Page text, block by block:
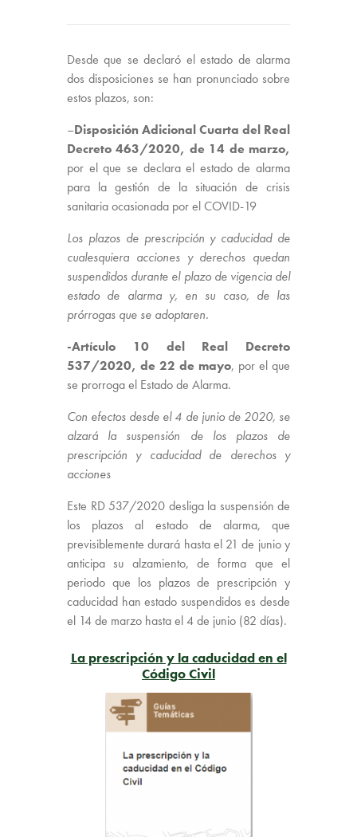
Desde que se declaró el estado de alarma
dos disposiciones se han pronunciado sobre
estos plazos, son:
–Disposición Adicional Cuarta del Real
Decreto 463/2020, de 14 de marzo,
por el que se declara el estado de alarma
para la gestión de la situación de crisis
sanitaria ocasionada por el COVID-19
Los plazos de prescripción y caducidad de
cualesquiera acciones y derechos quedan
suspendidos durante el plazo de vigencia del
estado de alarma y, en su caso, de las
prórrogas que se adoptaren.
-Artículo 10 del Real Decreto
537/2020, de 22 de mayo, por el que
se prorroga el Estado de Alarma.
Con efectos desde el 4 de junio de 2020, se
alzará la suspensión de los plazos de
prescripción y caducidad de derechos y
acciones
Este RD 537/2020 desliga la suspensión de
los plazos al estado de alarma, que
previsiblemente durará hasta el 21 de junio y
anticipa su alzamiento, de forma que el
periodo que los plazos de prescripción y
caducidad han estado suspendidos es desde
el 14 de marzo hasta el 4 de junio (82 días).
La prescripción y la caducidad en el
Código Civil